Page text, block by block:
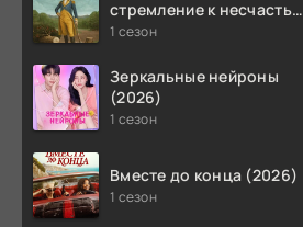
стремление к несчастью:
Почти история Америки
1 сезон
Зеркальные нейроны
(2026)
1 сезон
Вместе до конца (2026)
1 сезон